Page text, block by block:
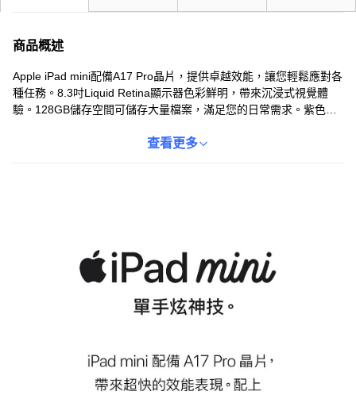
商品概述
Apple iPad mini配備A17 Pro晶片，提供卓越效能，讓您輕鬆應對各
種任務。8.3吋Liquid Retina顯示器色彩鮮明，帶來沉浸式視覺體
驗。128GB儲存空間可儲存大量檔案，滿足您的日常需求。紫色外
查看更多